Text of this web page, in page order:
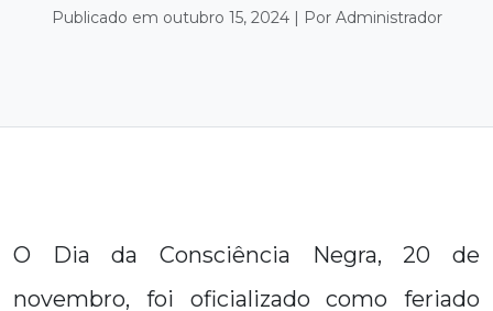
Publicado em outubro 15, 2024 | Por Administrador
O Dia da Consciência Negra, 20 de
novembro, foi oficializado como feriado